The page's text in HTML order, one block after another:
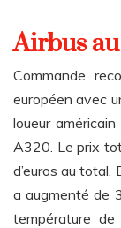
Airbus
Commande
européen avec
loueur
A320. Le prix
d’euros au total.
a augmenté de
température